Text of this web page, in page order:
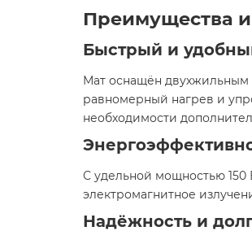
Преимущества
Быстрый и
Мат оснащён двухжильным
равномерный нагрев и
необходимости
С удельной мощностью 150
электромагнитное
Надёжность и